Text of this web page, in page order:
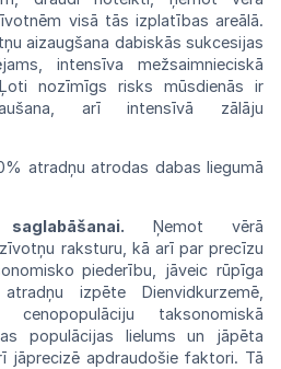
visā tās izplatības areālā.
aizaugšana dabiskās sukcesijas
intensīva mežsaimnieciskā
Ļoti nozīmīgs risks mūsdienās ir
arī intensīvā
zālāju
atradņu atrodas dabas liegumā
saglabāšanai. Ņemot
vērā
raksturu, kā arī par precīzu
piederību, jāveic rūpīga
izpēte Dienvidkurzemē,
cenopopulāciju taksonomiskā
populācijas lielums un
jāpēta
jāprecizē apdraudošie faktori. Tā